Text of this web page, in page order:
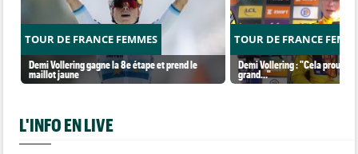
TOUR DE FRANCE FEMMES
Demi Vollering gagne la 8e étape et prend le
maillot jaune
TOUR DE FRANCE
Demi Vollering : "Cela prouve
grand..."
L'INFO EN LIVE